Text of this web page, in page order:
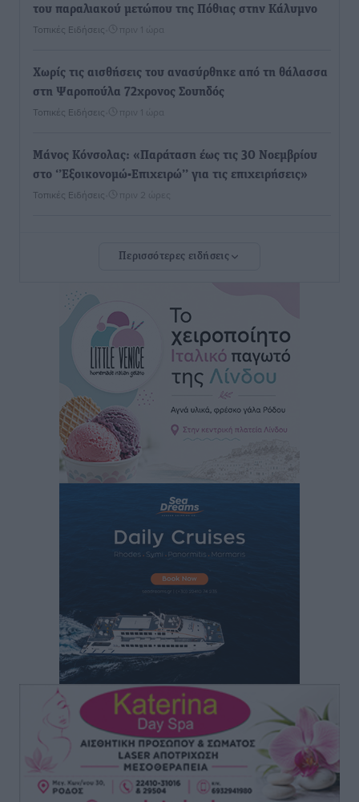
του παραλιακού μετώπου της Πόθιας στην Κάλυμνο
Τοπικές Ειδήσεις πριν 1 ώρα
Χωρίς τις αισθήσεις του ανασύρθηκε από τη θάλασσα
στη Ψαροπούλα 72χρονος Σουηδός
Τοπικές Ειδήσεις πριν 1 ώρα
Μάνος Κόνσολας: «Παράταση έως τις 30 Νοεμβρίου
στο ‘’Εξοικονομώ-Επιχειρώ’’ για τις επιχειρήσεις»
Τοπικές Ειδήσεις πριν 2 ώρες
Πρωτοβάθμια Φροντίδα Υγείας στο νησί μας
Προχωρά η ανάπλαση του παράκτιου μετώπου της
Πόθιας με χρηματοδότηση 3,58 εκατ. ευρώ από το
ΕΣΠΑ 2021-2027
Τοπικές Ειδήσεις• πριν 2 ώρες
Την Παρασκευή 21 Αυγούστου η τελετή εγκαινίων
του νέου Περιφερειακού Πολυδύναμου Ιατρείου
Γενναδίου παρουσία του Άδωνι Γεωργιάδη
Τοπικές Ειδήσεις• πριν 2 ώρες
πριν 3 ώρες
Στα 2-2,35 GW ο στόχος για τα πρώτα υπεράκτια
Ειδήσεις• πριν 4 ώρες
Η Ελλάδα κρατά το τουριστικό momentum, παρά τις
γεωπολιτικές αναταράξεις
Ειδήσεις πριν 4 ώρες
Σε κόκκινο συναγερμό επτά Περιφέρειες – Οι οδηγίες
της Πολιτικής Προστασίας και ο Χάρτης Πρόβλεψης
Πυρκαγιάς
Περισσότερες ειδήσεις